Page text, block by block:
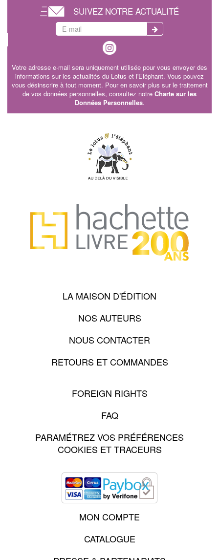
SUIVEZ NOTRE ACTUALITÉ
Votre adresse e-mail sera uniquement utilisée pour vous envoyer des
informations sur les actualités du Lotus et l'Eléphant. Vous pouvez
vous désinscrire à tout moment. Pour en savoir plus sur le traitement
de vos données personnelles, consultez notre Charte sur les
Données Personnelles.
LA MAISON D'ÉDITION
NOS AUTEURS
NOUS CONTACTER
RETOURS ET COMMANDES
FOREIGN RIGHTS
FAQ
PARAMÉTREZ VOS PRÉFÉRENCES
COOKIES ET TRACEURS
MON COMPTE
CATALOGUE